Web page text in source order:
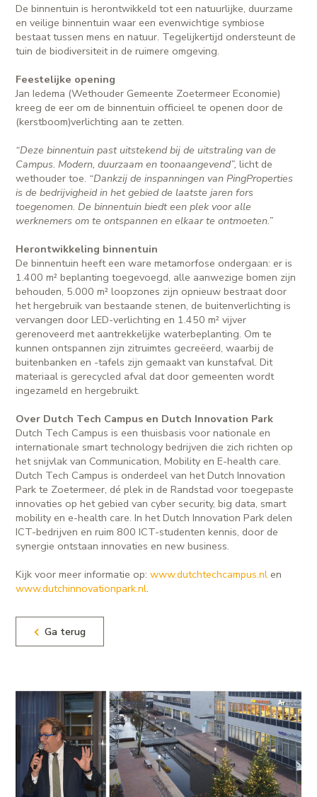
De binnentuin is herontwikkeld tot een natuurlijke, duurzame
en veilige binnentuin waar een evenwichtige symbiose
bestaat tussen mens en natuur. Tegelijkertijd ondersteunt de
tuin de biodiversiteit in de ruimere omgeving.
Feestelijke opening
Jan Iedema (Wethouder Gemeente Zoetermeer Economie)
kreeg de eer om de binnentuin officieel te openen door de
(kerstboom)verlichting aan te zetten.
“Deze binnentuin past uitstekend bij de uitstraling van de
Campus. Modern, duurzaam en toonaangevend”,licht de
wethouder toe. “Dankzij de inspanningen van PingProperties
is de bedrijvigheid in het gebied de laatste jaren fors
toegenomen. De binnentuin biedt een plek voor alle
werknemers om te ontspannen en elkaar te ontmoeten.”
Herontwikkeling binnentuin
De binnentuin heeft een ware metamorfose ondergaan: er is
1.400 m² beplanting toegevoegd, alle aanwezige bomen zijn
behouden, 5.000 m² loopzones zijn opnieuw bestraat door
het hergebruik van bestaande stenen, de buitenverlichting is
vervangen door LED-verlichting en 1.450 m² vijver
gerenoveerd met aantrekkelijke waterbeplanting. Om te
kunnen ontspannen zijn zitruimtes gecreëerd, waarbij de
buitenbanken en -tafels zijn gemaakt van kunstafval. Dit
materiaal is gerecycled afval dat door gemeenten wordt
ingezameld en hergebruikt.
Over Dutch Tech Campus en Dutch Innovation Park
Dutch Tech Campus is een thuisbasis voor nationale en
internationale smart technology bedrijven die zich richten op
het snijvlak van Communication, Mobility en E-health care.
Dutch Tech Campus is onderdeel van het Dutch Innovation
Park te Zoetermeer, dé plek in de Randstad voor toegepaste
innovaties op het gebied van cyber security, big data, smart
mobility en e-health care. In het Dutch Innovation Park delen
ICT-bedrijven en ruim 800 ICT-studenten kennis, door de
synergie ontstaan innovaties en new business.
Kijk voor meer informatie op:www.dutchtechcampus.nl en
www.dutchinnovationpark.nl.
Ga terug